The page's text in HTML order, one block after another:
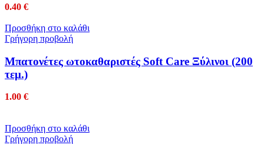
0.40 €
Προσθήκη στο καλάθι
Γρήγορη προβολή
Μπατονέτες ωτοκαθαριστές Soft Care Ξύλινοι (200
τεμ.)
1.00 €
Προσθήκη στο καλάθι
Γρήγορη προβολή